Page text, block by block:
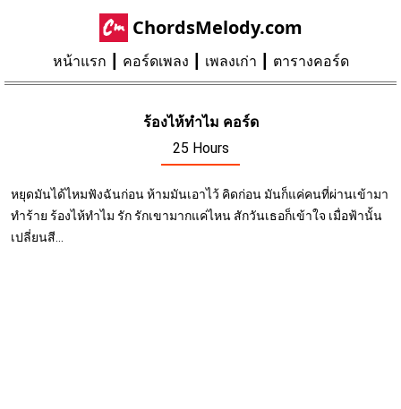
ChordsMelody.com
หน้าแรก คอร์ดเพลง เพลงเก่า ตารางคอร์ด
ร้องไห้ทำไม คอร์ด
25 Hours
หยุดมันได้ไหมฟังฉันก่อน ห้ามมันเอาไว้ คิดก่อน มันก็แค่คนที่ผ่านเข้ามา
ทำร้าย ร้องไห้ทำไม รัก รักเขามากแค่ไหน สักวันเธอก็เข้าใจ เมื่อฟ้านั้น
เปลี่ยนสี...